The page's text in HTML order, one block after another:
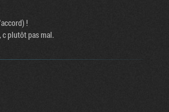
!
c plutôt pas mal.